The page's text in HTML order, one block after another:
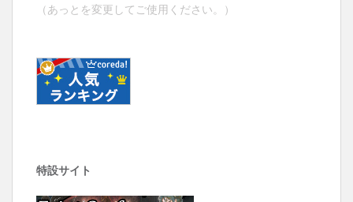
（あっとを変更してご使用ください。）
特設サイト